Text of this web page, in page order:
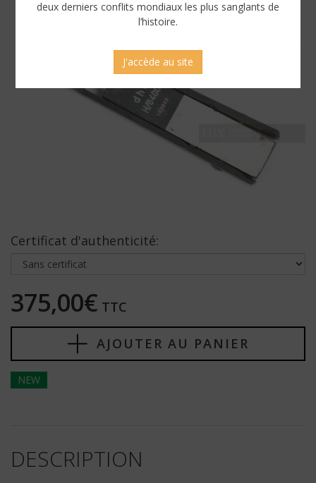
Certificat d'authenticité:
375,00€ TTC
AJOUTER AU PANIER
NEW
DESCRIPTION
deux derniers conflits mondiaux les plus sanglants de
l’histoire.
J'accède au site